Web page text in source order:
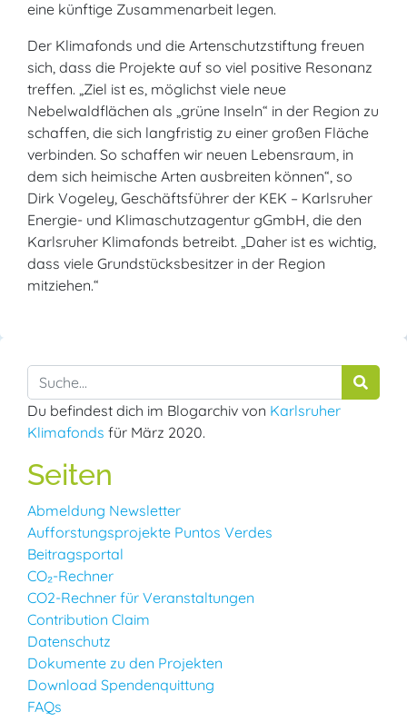
eine künftige Zusammenarbeit legen.
Der Klimafonds und die Artenschutzstiftung freuen
sich, dass die Projekte auf so viel positive Resonanz
treffen. „Ziel ist es, möglichst viele neue
Nebelwaldflächen als „grüne Inseln“ in der Region zu
schaffen, die sich langfristig zu einer großen Fläche
verbinden. So schaffen wir neuen Lebensraum, in
dem sich heimische Arten ausbreiten können“, so
Dirk Vogeley, Geschäftsführer der KEK – Karlsruher
Energie- und Klimaschutzagentur gGmbH, die den
Karlsruher Klimafonds betreibt. „Daher ist es wichtig,
dass viele Grundstücksbesitzer in der Region
mitziehen.“
Du befindest dich im Blogarchiv von Karlsruher
Klimafonds für März 2020.
Seiten
Abmeldung Newsletter
Aufforstungsprojekte Puntos Verdes
Beitragsportal
CO₂-Rechner
CO2-Rechner für Veranstaltungen
Contribution Claim
Datenschutz
Dokumente zu den Projekten
Download Spendenquittung
FAQs